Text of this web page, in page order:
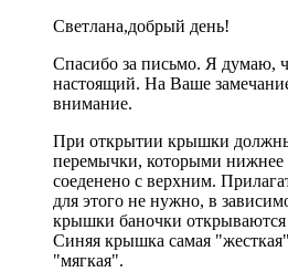
Светлана,добрый день!
Спасибо за письмо. Я думаю,
настоящий. На Ваше
внимание.
При открытии крышки
перемычки, которыми
соеденено с верхним.
для этого не нужно, в
крышки баночки
Синяя крышка самая
"мягкая".